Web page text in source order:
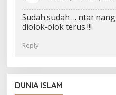
Sudah sudah…. ntar
diolok-olok terus !!!
Reply
DUNIA ISLAM